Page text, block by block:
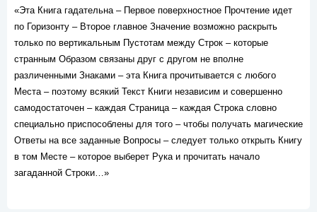
«Эта Книга гадательна – Первое поверхностное Прочтение идет
по Горизонту – Второе главное Значение возможно раскрыть
только по вертикальным Пустотам между Строк – которые
странным Образом связаны друг с другом не вполне
различенными Знаками – эта Книга прочитывается с любого
Места – поэтому всякий Текст Книги независим и совершенно
самодостаточен – каждая Страница – каждая Строка словно
специально приспособлены для того – чтобы получать магические
Ответы на все заданные Вопросы – следует только открыть Книгу
в том Месте – которое выберет Рука и прочитать начало
загаданной Строки…»